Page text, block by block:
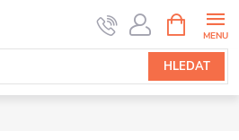
HLEDAT
NÁKUPNÍ
KOŠÍK